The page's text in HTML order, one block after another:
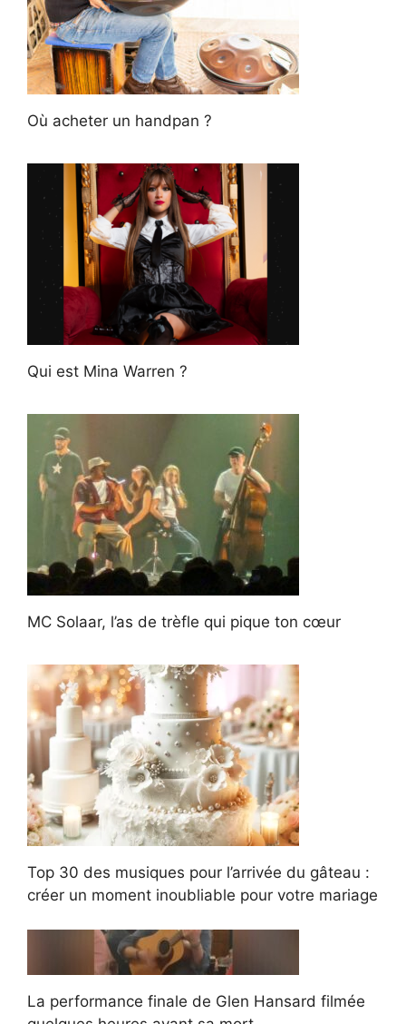
Où acheter un handpan ?
Qui est Mina Warren ?
MC Solaar, l’as de trèfle qui pique ton cœur
Top 30 des musiques pour l’arrivée du gâteau :
créer un moment inoubliable pour votre mariage
La performance finale de Glen Hansard filmée